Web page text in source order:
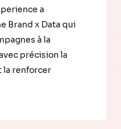
a
Brand x Data qui
à la
précision la
la renforcer